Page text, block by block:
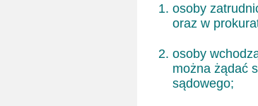
osoby
oraz w
osoby
można żądać
sądowego;